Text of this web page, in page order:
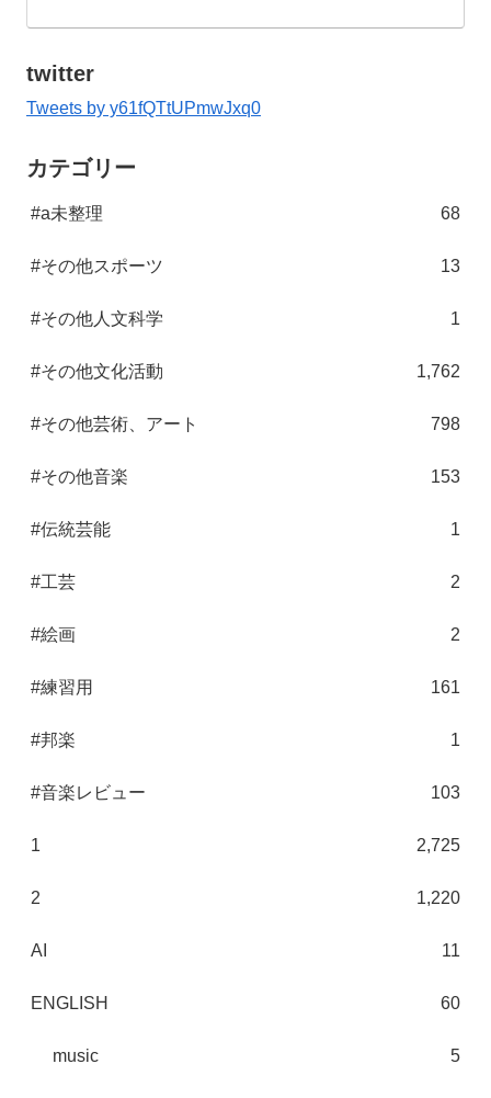
twitter
Tweets by y61fQTtUPmwJxq0
カテゴリー
#a未整理 68
#その他スポーツ 13
#その他人文科学 1
#その他文化活動 1,762
#その他芸術、アート 798
#その他音楽 153
#伝統芸能 1
#工芸 2
#絵画 2
#練習用 161
#邦楽 1
#音楽レビュー 103
1 2,725
2 1,220
AI 11
ENGLISH 60
music 5